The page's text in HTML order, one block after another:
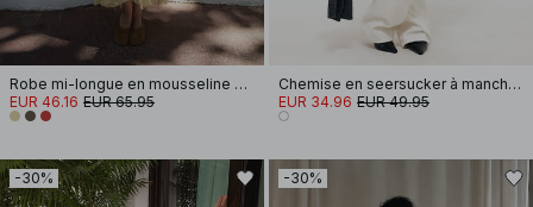
Robe mi-longue en mousseline à bretelles
EUR 46.16 EUR 65.95
Chemise en seersucker à manches longues
EUR 34.96 EUR 49.95
-30% -30%